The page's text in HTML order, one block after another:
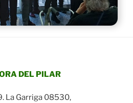
DEL PILAR
La Garriga 08530,